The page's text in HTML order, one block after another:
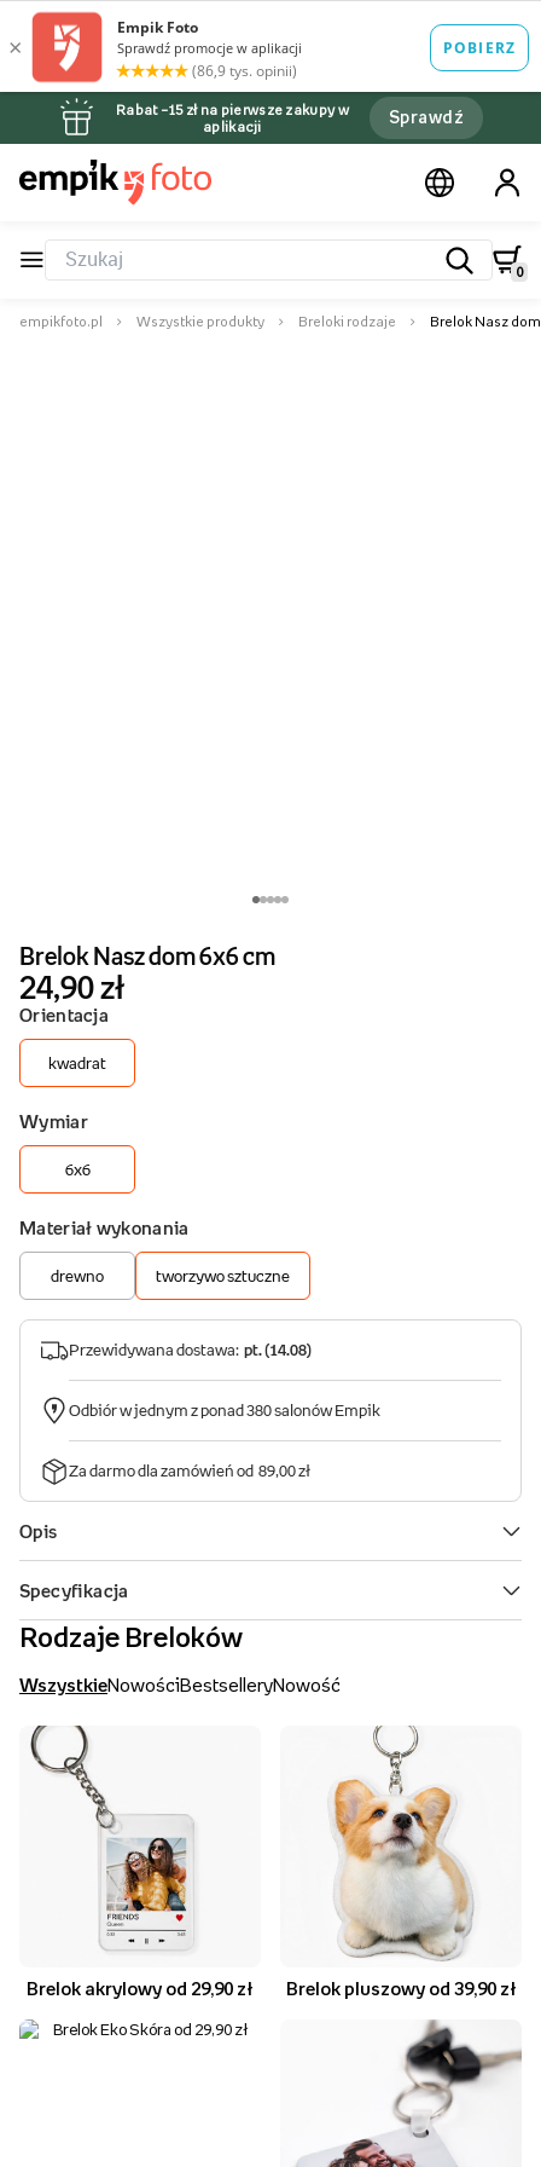
Rabat –15 zł na pierwsze zakupy w
aplikacji
Sprawdź
0
empikfoto.pl Wszystkie produkty Breloki rodzaje Brelok Nasz
Rodzaje Breloków
WszystkieNowościBestselleryNowość
Brelok akrylowy od 29,90 zł Brelok pluszowy od 39,90 zł